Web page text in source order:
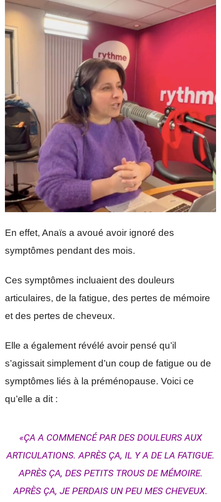
En effet, Anaïs a avoué avoir ignoré des
symptômes pendant des mois.
Ces symptômes incluaient des douleurs
articulaires, de la fatigue, des pertes de mémoire
et des pertes de cheveux.
Elle a également révélé avoir pensé qu’il
s’agissait simplement d’un coup de fatigue ou de
symptômes liés à la préménopause. Voici ce
qu’elle a dit :
«ÇA A COMMENCÉ PAR DES DOULEURS AUX
ARTICULATIONS. APRÈS ÇA, IL Y A DE LA FATIGUE.
APRÈS ÇA, DES PETITS TROUS DE MÉMOIRE.
APRÈS ÇA, JE PERDAIS UN PEU MES CHEVEUX.